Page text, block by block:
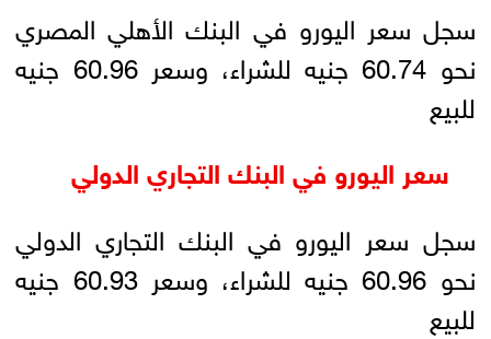
سجل سعر اليورو في البنك الأهلي المصري
نحو 60.74 جنيه للشراء، وسعر 60.96 جنيه
للبيع
سعر اليورو في البنك التجاري الدولي
سجل سعر اليورو في البنك التجاري الدولي
نحو 60.96 جنيه للشراء، وسعر 60.93 جنيه
للبيع